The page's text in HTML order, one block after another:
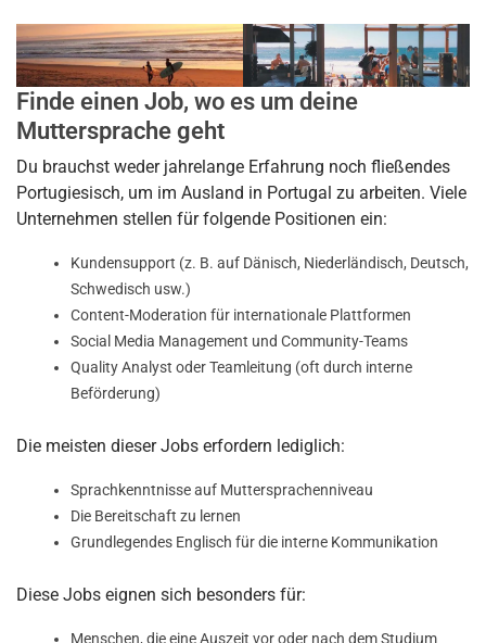
Finde einen Job, wo es um deine
Muttersprache geht
Du brauchst weder jahrelange Erfahrung noch fließendes
Portugiesisch, um im Ausland in Portugal zu arbeiten. Viele
Unternehmen stellen für folgende Positionen ein:
Kundensupport (z. B. auf Dänisch, Niederländisch, Deutsch,
Schwedisch usw.)
Content-Moderation für internationale Plattformen
Social Media Management und Community-Teams
Quality Analyst oderTeamleitung (oft durch interne
Beförderung)
Die meisten dieser Jobs erfordern lediglich:
Sprachkenntnisse auf Muttersprachenniveau
Die Bereitschaft zu lernen
Grundlegendes Englisch für die interne Kommunikation
Diese Jobs eignen sich besonders für:
Menschen, die eine Auszeit vor oder nach dem Studium